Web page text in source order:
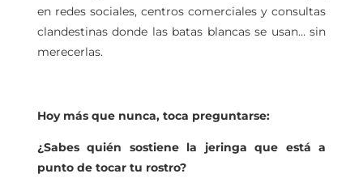
en redes sociales, centros comerciales y consultas
clandestinas donde las batas blancas se usan… sin
merecerlas.
Hoy más que nunca, toca preguntarse:
¿Sabes quién sostiene la jeringa que está a
punto de tocar tu rostro?